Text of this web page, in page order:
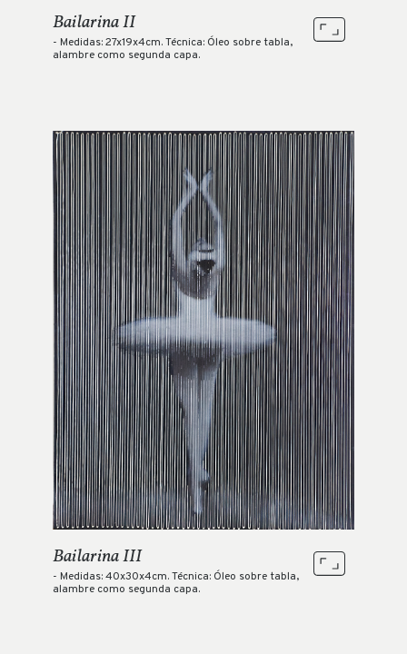
Bailarina II
- Medidas: 27x19x4cm. Técnica: Óleo sobre tabla,
alambre como segunda capa.
Bailarina III
- Medidas: 40x30x4cm. Técnica: Óleo sobre tabla,
alambre como segunda capa.